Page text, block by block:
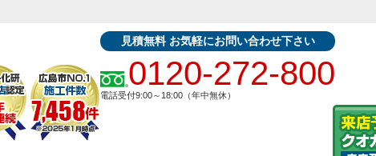
見積無料 お気軽にお問い合わせ下さい
0120-272-800
電話受付9:00～18:00（年中無休）